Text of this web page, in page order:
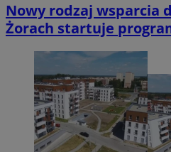
Nowy rodzaj wsparcia
Żorach startuje